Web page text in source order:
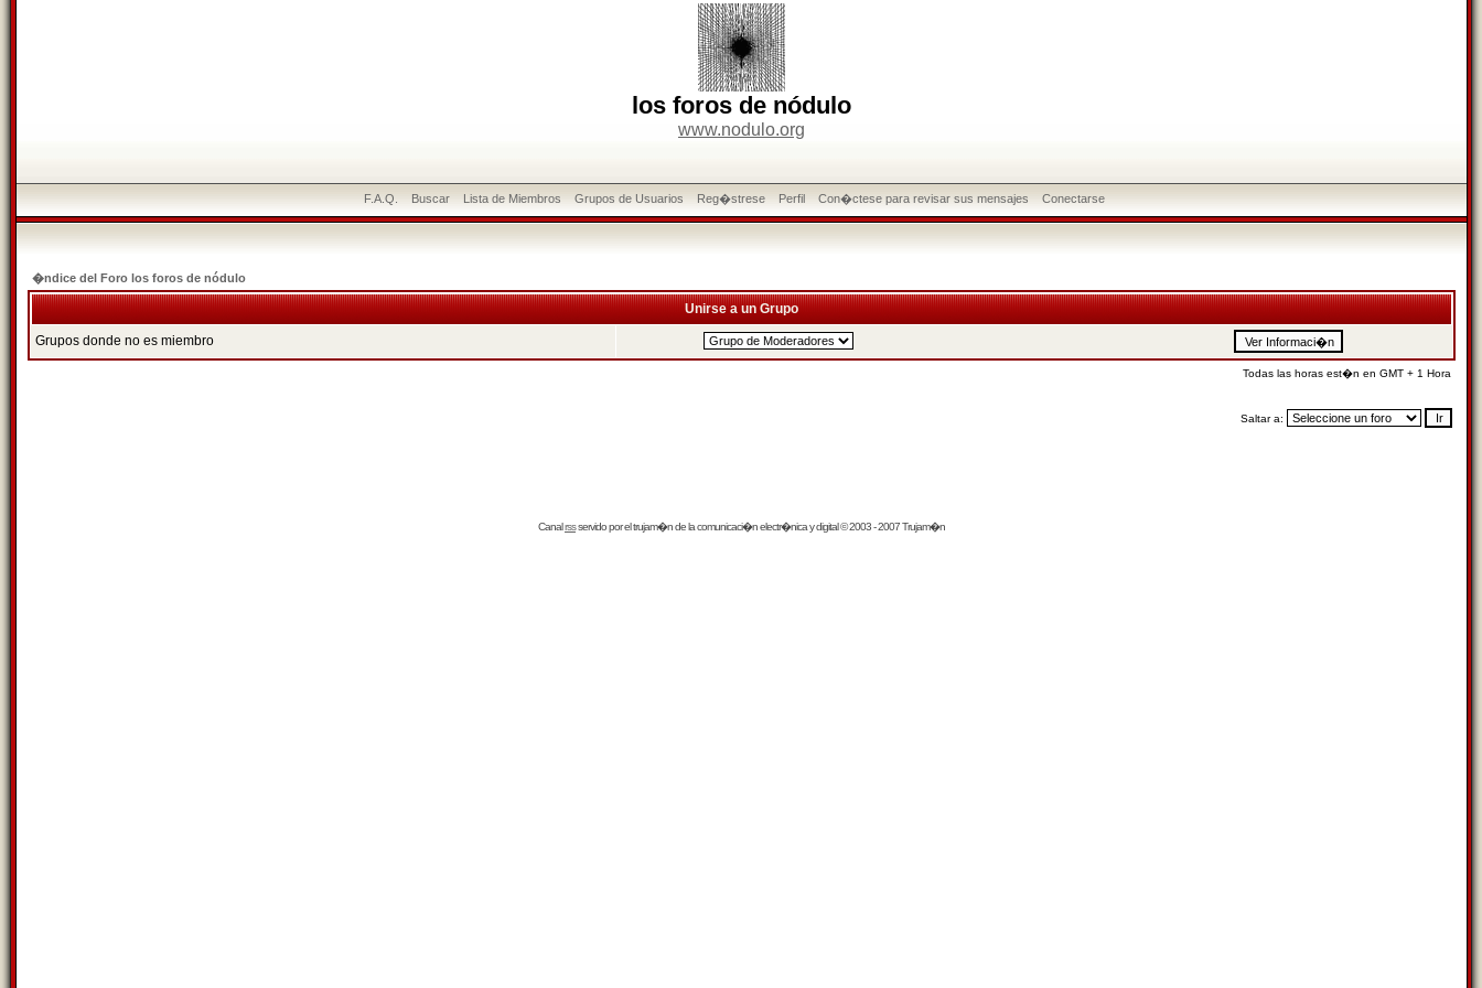
los foros de nódulo
www.nodulo.org
F.A.Q. Buscar Lista de Miembros Grupos de Usuarios Reg�strese Perfil Con�ctese para revisar sus mensajes Conectarse
�ndice del Foro los foros de nódulo
Unirse a un Grupo
Grupos donde no es miembro
Todas las horas est�n en GMT + 1 Hora
Saltar a:
Canalrssservido por eltrujam�nde la comunicaci�n electr�nica y digital © 2003 - 2007 Trujam�n